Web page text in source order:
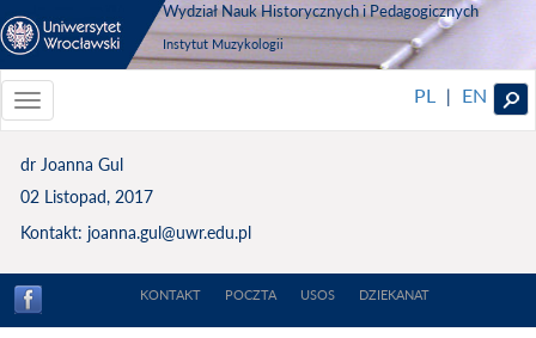
Wydział Nauk Historycznych i Pedagogicznych
Instytut Muzykologii
Toggle
navigationToggle
PL | EN
dr Joanna Gul
02 Listopad, 2017
Kontakt: joanna.gul@uwr.edu.pl
KONTAKT POCZTA USOS DZIEKANAT